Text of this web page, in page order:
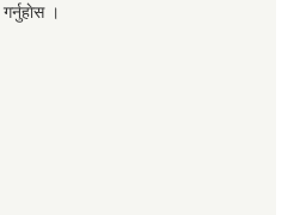
गर्नुहाेस ।